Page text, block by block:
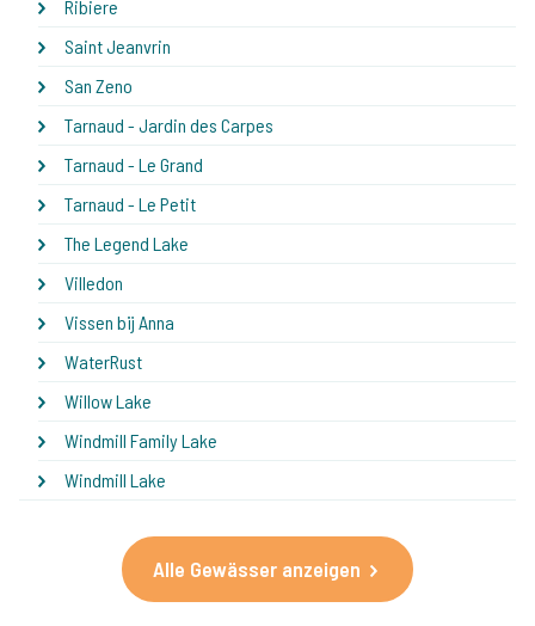
Ribiere
Saint Jeanvrin
San Zeno
Tarnaud - Jardin des Carpes
Tarnaud - Le Grand
Tarnaud - Le Petit
The Legend Lake
Villedon
Vissen bij Anna
WaterRust
Willow Lake
Windmill Family Lake
Windmill Lake
Alle Gewässer anzeigen